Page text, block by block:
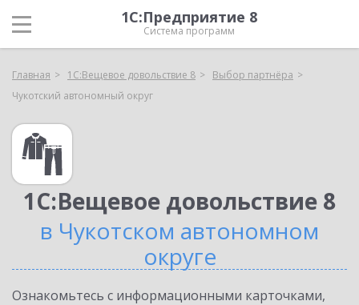
1С:Предприятие 8
Система программ
Главная 1С:Вещевое довольствие 8
Выбор партнёра
Чукотский автономный округ
1С:Вещевое довольствие 8
в Чукотском автономном
округе
Ознакомьтесь с информационными карточками,